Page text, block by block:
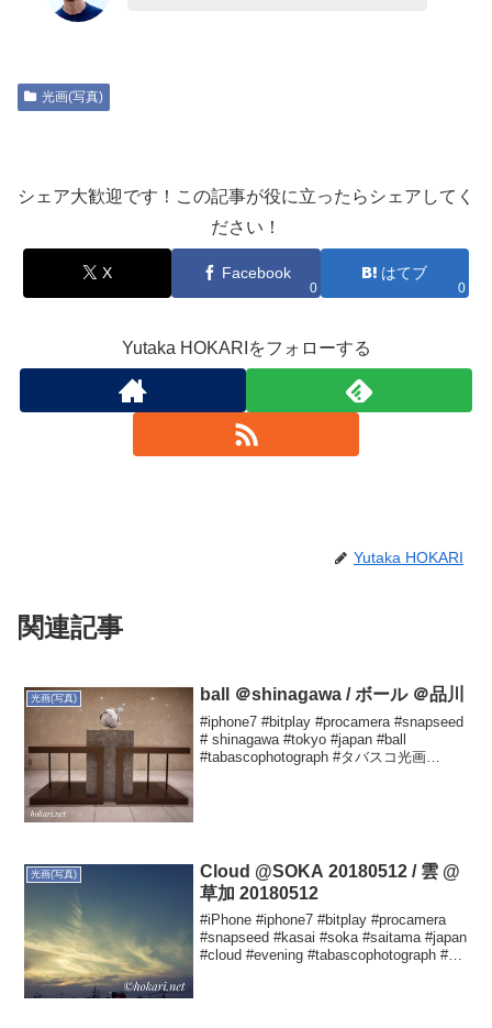
光画(写真)
シェア大歓迎です！この記事が役に立ったらシェアしてく
ださい！
X Facebook
0
はてブ
0
Yutaka HOKARIをフォローする
Yutaka HOKARI
関連記事
光画(写真) ball ＠shinagawa / ボール ＠品川
#iphone7 #bitplay #procamera #snapseed
# shinagawa #tokyo #japan #ball
#tabascophotograph #タバスコ光画
光画(写真)
Cloud @SOKA 20180512 / 雲 @
草加 20180512
#iPhone #iphone7 #bitplay #procamera
#snapseed #kasai #soka #saitama #japan
#cloud #evening #tabascophotograph #タ